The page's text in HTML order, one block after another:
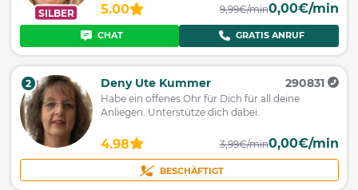
SILBER 5.00 9,99€/min0,00€/min
CHAT GRATIS ANRUF
2 Deny Ute Kummer 290831
Habe ein offenes Ohr für Dich für all deine
Anliegen. Unterstütze dich dabei.
4.98 3,99€/min0,00€/min
BESCHÄFTIGT